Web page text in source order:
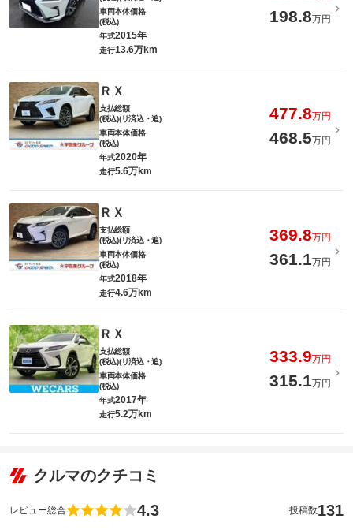
車両本体価格
(税込)
198.8万円
年式2015年
走行13.6万km
ＲＸ
支払総額
(税込)(リ済込・追)
477.8万円
車両本体価格
(税込)
468.5万円
年式2020年
走行5.6万km
ＲＸ
支払総額
(税込)(リ済込・追)
369.8万円
車両本体価格
(税込)
361.1万円
年式2018年
走行4.6万km
ＲＸ
支払総額
(税込)(リ済込・追)
333.9万円
車両本体価格
(税込)
315.1万円
年式2017年
走行5.2万km
クルマのクチコミ
レビュー総合 4.3 投稿数131